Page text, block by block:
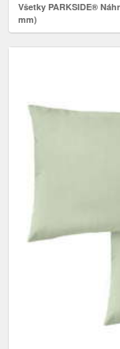
Všetky PARKSIDE®
mm)